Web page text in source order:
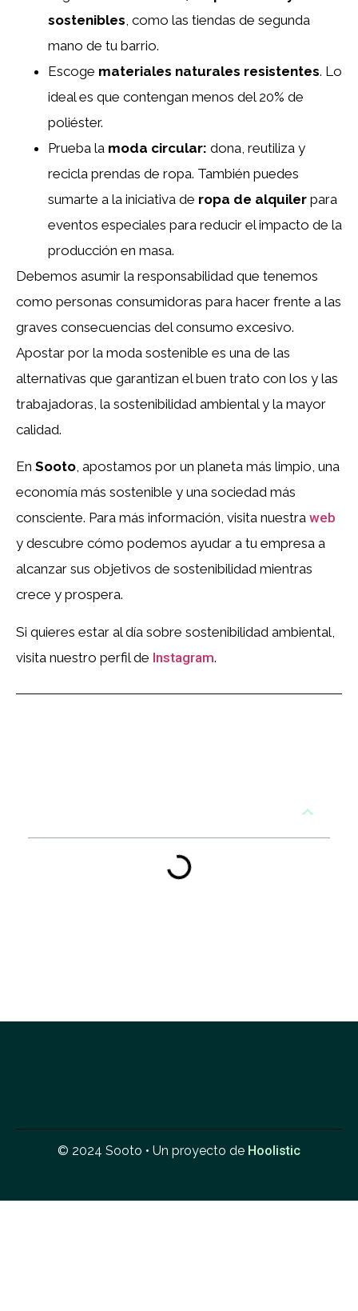
sostenibles, como las tiendas de segunda
mano de tu barrio.
Escoge materiales naturales resistentes. Lo
ideal es que contengan menos del 20% de
poliéster.
Prueba la moda circular: dona, reutiliza y
recicla prendas de ropa. También puedes
sumarte a la iniciativa de ropa de alquiler para
eventos especiales para reducir el impacto de la
producción en masa.
Debemos asumir la responsabilidad que tenemos
como personas consumidoras para hacer frente a las
graves consecuencias del consumo excesivo.
Apostar por la moda sostenible es una de las
alternativas que garantizan el buen trato con los y las
trabajadoras, la sostenibilidad ambiental y la mayor
calidad.
En Sooto, apostamos por un planeta más limpio, una
economía más sostenible y una sociedad más
consciente. Para más información, visita nuestra web
y descubre cómo podemos ayudar a tu empresa a
alcanzar sus objetivos de sostenibilidad mientras
crece y prospera.
Si quieres estar al día sobre sostenibilidad ambiental,
visita nuestro perfil de Instagram.
© 2024 Sooto • Un proyecto de Hoolistic